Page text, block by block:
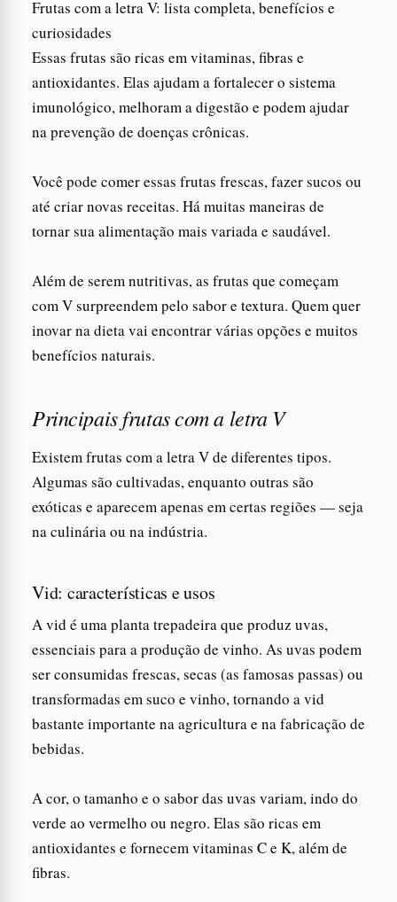
Frutas com a letra V: lista completa, benefícios e
curiosidades
Essas frutas são ricas em vitaminas, fibras e
antioxidantes. Elas ajudam a fortalecer o sistema
imunológico, melhoram a digestão e podem ajudar
na prevenção de doenças crônicas.
Você pode comer essas frutas frescas, fazer sucos ou
até criar novas receitas. Há muitas maneiras de
tornar sua alimentação mais variada e saudável.
Além de serem nutritivas, as frutas que começam
com V surpreendem pelo sabor e textura. Quem quer
inovar na dieta vai encontrar várias opções e muitos
benefícios naturais.
Principais frutas com a letra V
Existem frutas com a letra V de diferentes tipos.
Algumas são cultivadas, enquanto outras são
exóticas e aparecem apenas em certas regiões — seja
na culinária ou na indústria.
Vid: características e usos
A vid é uma planta trepadeira que produz uvas,
essenciais para a produção de vinho. As uvas podem
ser consumidas frescas, secas (as famosas passas) ou
transformadas em suco e vinho, tornando a vid
bastante importante na agricultura e na fabricação de
bebidas.
A cor, o tamanho e o sabor das uvas variam, indo do
verde ao vermelho ou negro. Elas são ricas em
antioxidantes e fornecem vitaminas C e K, além de
fibras.